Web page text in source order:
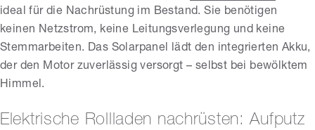
ideal für die Nachrüstung im Bestand. Sie benötigen
keinen Netzstrom, keine Leitungsverlegung und keine
Stemmarbeiten. Das Solarpanel lädt den integrierten Akku,
der den Motor zuverlässig versorgt – selbst bei bewölktem
Himmel.
Elektrische Rollladen nachrüsten: Aufputz